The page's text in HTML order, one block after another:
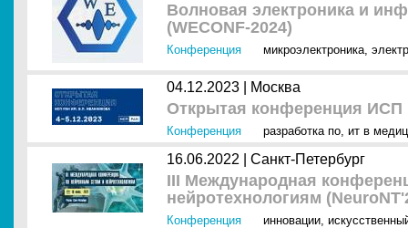
Волновая электроника и
(WECONF-2024)
Конференция микроэлектроника,
04.12.2023 | Москва
Открытая конференция ИСП
Конференция разработка по, ит в
16.06.2022 | Санкт-Петербург
III Международная
нейротехнологиям
Конференция инновации,